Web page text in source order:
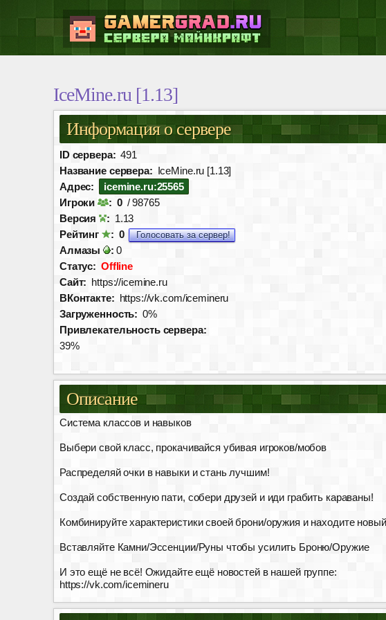
IceMine.ru [1.13]
Информация о сервере
ID сервера: 491
Название сервера: IceMine.ru [1.13]
Адрес:
icemine.ru:25565
Игроки
: 0 / 98765
Версия
: 1.13
Рейтинг
: 0 Голосовать за сервер!
Алмазы : 0
Статус: Offline
Сайт: https://icemine.ru
ВКонтакте: https://vk.com/icemineru
Загруженность: 0%
Привлекательность сервера:
39%
Описание
Система классов и навыков
Выбери свой класс, прокачивайся убивая игроков/мобов
Распределяй очки в навыки и стань лучшим!
Создай собственную пати, собери друзей и иди грабить караваны!
Комбинируйте характеристики своей брони/оружия и находите
Вставляйте Камни/Эссенции/Руны чтобы усилить Броню/Оружие
И это ещё не всё! Ожидайте ещё новостей в нашей группе:
https://vk.com/icemineru